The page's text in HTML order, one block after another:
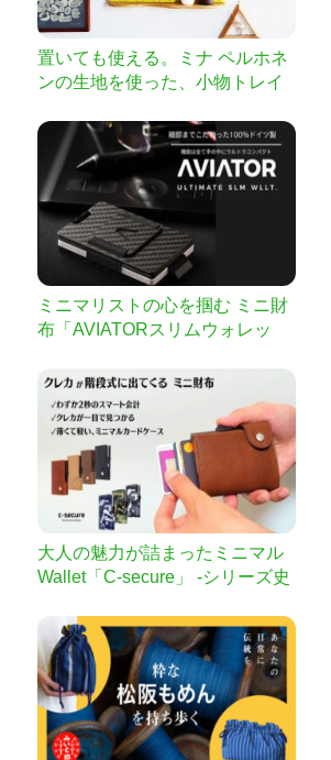
置いても使える。ミナ ペルホネ
ンの生地を使った、小物トレイ
ミニマリストの心を掴む ミニ財
布「AVIATORスリムウォレッ
大人の魅力が詰まったミニマル
Wallet「C-secure」 -シリーズ史